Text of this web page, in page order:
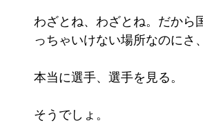
わざとね、わざとね。だから
っちゃいけない場所なのにさ
本当に選手、選手を見る。
そうでしょ。